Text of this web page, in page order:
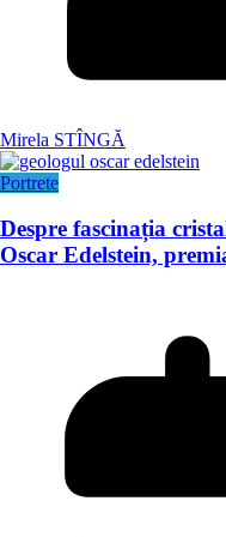
Mirela STÎNGĂ
Portrete
Despre fascinația
Oscar Edelstein,